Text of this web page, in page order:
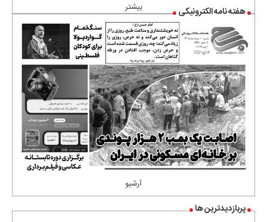
بیشتر هفته نامه الکترونیکی
آرشیو
پربازدیدترین ها